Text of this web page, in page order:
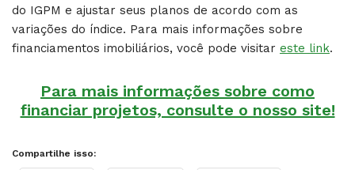
do IGPM e ajustar seus planos de acordo com as
variações do índice. Para mais informações sobre
financiamentos imobiliários, você pode visitar este link.
Para mais informações sobre como
financiar projetos, consulte o nosso site!
Compartilhe isso: